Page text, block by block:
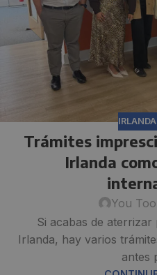
IRLANDA
Trámites
Irlanda
You
Si acabas de aterrizar
Irlanda, hay varios
antes